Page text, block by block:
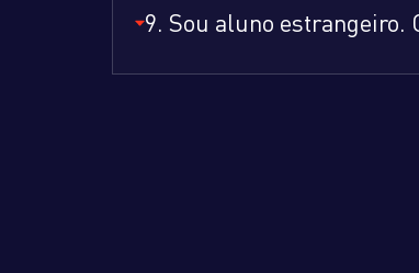
9. Sou aluno estrangeiro.